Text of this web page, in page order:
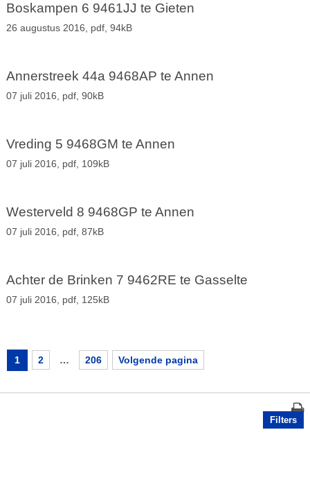
Boskampen 6 9461JJ te Gieten
26 augustus 2016, pdf, 94kB
Annerstreek 44a 9468AP te Annen
07 juli 2016, pdf, 90kB
Vreding 5 9468GM te Annen
07 juli 2016, pdf, 109kB
Westerveld 8 9468GP te Annen
07 juli 2016, pdf, 87kB
Achter de Brinken 7 9462RE te Gasselte
07 juli 2016, pdf, 125kB
1 2 … 206 Volgende pagina
Filters